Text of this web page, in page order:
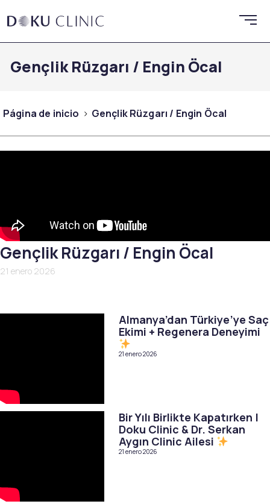
Gençlik Rüzgarı / Engin Öcal
Página de inicio Gençlik Rüzgarı / Engin Öcal
Gençlik Rüzgarı / Engin Öcal
21 enero 2026
Almanya’dan Türkiye’ye Saç
Ekimi + Regenera Deneyimi
21 enero 2026
Bir Yılı Birlikte Kapatırken |
Doku Clinic & Dr. Serkan
Aygın Clinic Ailesi
21 enero 2026